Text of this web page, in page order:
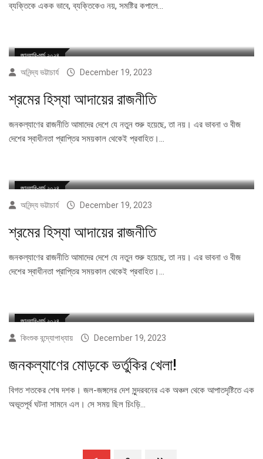
ব্যক্তিকে একক ভাবে, ব্যক্তিকেও নয়, সমষ্টির কপালে…
জানুয়ারি-মার্চ ২০২৪
অনিন্দ্য ভট্টাচার্য December 19, 2023
শ্রমের হিস্যা আদায়ের রাজনীতি
জনকল্যাণের রাজনীতি আমাদের দেশে যে নতুন শুরু হয়েছে, তা নয়। এর ভাবনা ও বীজ
দেশের স্বাধীনতা প্রাপ্তির সময়কাল থেকেই প্রবাহিত।…
জানুয়ারি-মার্চ ২০২৪
অনিন্দ্য ভট্টাচার্য December 19, 2023
শ্রমের হিস্যা আদায়ের রাজনীতি
জনকল্যাণের রাজনীতি আমাদের দেশে যে নতুন শুরু হয়েছে, তা নয়। এর ভাবনা ও বীজ
দেশের স্বাধীনতা প্রাপ্তির সময়কাল থেকেই প্রবাহিত।…
জানুয়ারি-মার্চ ২০২৪
কিংশুক বন্দ্যোপাধ্যায় December 19, 2023
জনকল্যাণের মোড়কে ভর্তুকির খেলা!
বিগত শতকের শেষ দশক। জল-জঙ্গলের দেশ সুন্দরবনের এক অঞ্চল থেকে আপাতদৃষ্টিতে এক
অভূতপূর্ব ঘটনা সামনে এল। সে সময় ছিল চিংড়ি…